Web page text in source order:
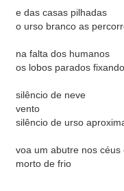
e das casas pilhadas
o urso branco as
na falta dos humanos
os lobos parados
silêncio de neve
vento
silêncio de urso
voa um abutre nos
morto de frio